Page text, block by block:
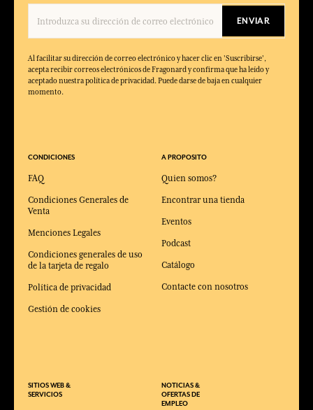
ENVIAR
Al facilitar su dirección de correo electrónico y hacer clic en 'Suscribirse',
acepta recibir correos electrónicos de Fragonard y confirma que ha leído y
aceptado nuestra política de privacidad. Puede darse de baja en cualquier
momento.
CONDICIONES
FAQ
Condiciones Generales de
Venta
Menciones Legales
Condiciones generales de uso
de la tarjeta de regalo
Política de privacidad
Gestión de cookies
SITIOS WEB &
SERVICIOS
A PROPOSITO
Quien somos?
Encontrar una tienda
Eventos
Podcast
Catálogo
Contacte con nosotros
NOTICIAS &
OFERTAS DE
EMPLEO